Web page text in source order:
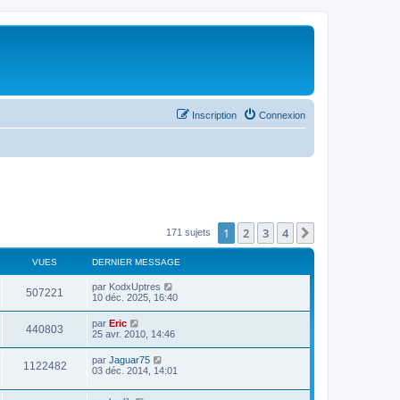
Connexion
Inscription
171 sujets 1 2 3 4
VUES DERNIER MESSAGE
507221 par KodxUptres
10 déc. 2025, 16:40
440803 par Eric
25 avr. 2010, 14:46
1122482 par Jaguar75
03 déc. 2014, 14:01